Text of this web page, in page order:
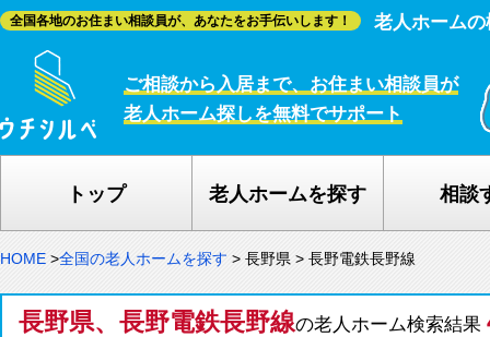
全国各地のお住まい相談員が、あなたをお手伝いします！ 老人ホーム
ご相談から入居まで、お住まい相談員が
老人ホーム探しを無料でサポート
トップ 老人ホームを探す 相談
HOME >全国の老人ホームを探す > 長野県 > 長野電鉄長野線
長野県、長野電鉄長野線の老人ホーム検索結果